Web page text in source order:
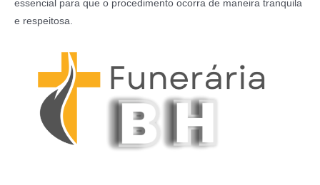
essencial para que o procedimento ocorra de maneira tranquila
e respeitosa.